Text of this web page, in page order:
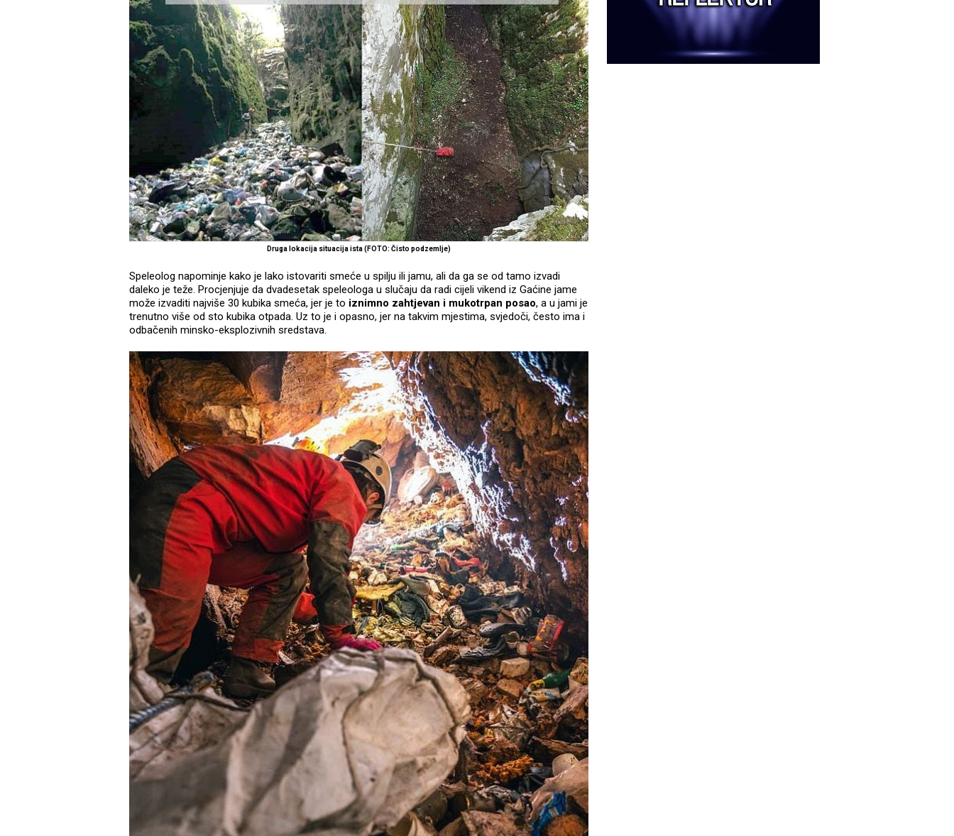
Druga lokacija situacija ista (FOTO: Čisto podzemlje)
Speleolog napominje kako je lako istovariti smeće u spilju ili jamu, ali da ga se od tamo izvadi
daleko je teže. Procjenjuje da dvadesetak speleologa u slučaju da radi cijeli vikend iz Gaćine jame
može izvaditi najviše 30 kubika smeća, jer je to iznimno zahtjevan i mukotrpan posao, a u jami je
trenutno više od sto kubika otpada. Uz to je i opasno, jer na takvim mjestima, svjedoči, često ima i
odbačenih minsko-eksplozivnih sredstava.